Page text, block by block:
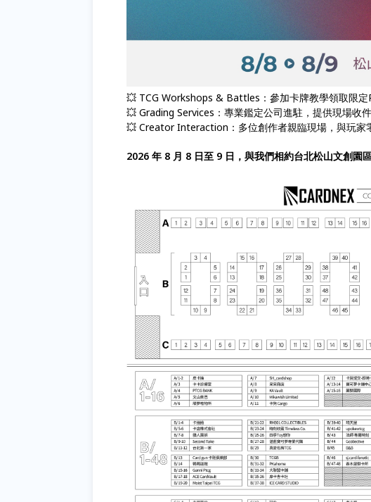
💥 TCG Workshops & Battles：參加卡牌教學領取限定
💥 Grading Services：專業鑑定公司進駐，提供現場收
💥 Creator Interaction：多位創作者親臨現場，與玩家
2026 年 8 月 8 日至 9 日，與我們相約台北松山文創園